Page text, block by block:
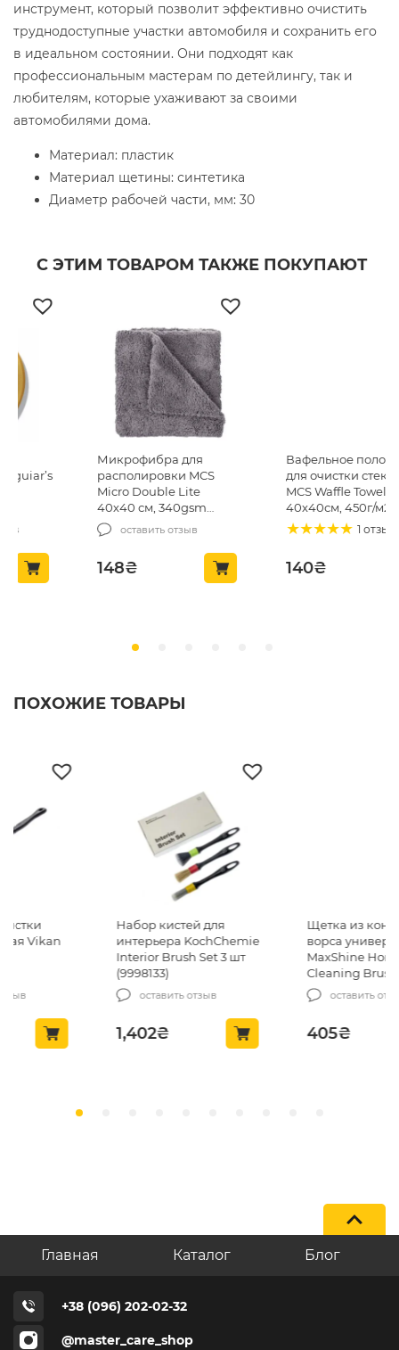
инструмент, который позволит эффективно очистить
труднодоступные участки автомобиля и сохранить его
в идеальном состоянии. Они подходят как
профессиональным мастерам по детейлингу, так и
любителям, которые ухаживают за своими
автомобилями дома.
Материал: пластик
Материал щетины: синтетика
Диаметр рабочей части, мм: 30
С ЭТИМ ТОВАРОМ ТАКЖЕ ПОКУПАЮТ
Микрофибра для
располировки MCS
Micro Double Lite
40х40 см, 340gsm
(MCS-03/1)
оставить отзыв
148
Вафельное полотенце
для очистки стекла
MCS Waffle Towel
40х40см, 450г/м2
1 отзыв
140
ПОХОЖИЕ ТОВАРЫ
Набор кистей для
интерьера KochChemie
Interior Brush Set 3 шт
оставить отзыв
1,402
Щетка из конского
ворса универсальная
MaxShine Horsehair
Cleaning Brush 12×5.5cm
оставить отзыв
405
Главная Каталог Блог
+38 (096) 202-02-32
@master_care_shop